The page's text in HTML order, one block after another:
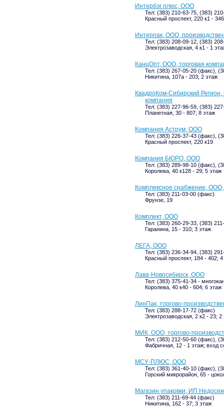
Интербэг плюс, ООО
Тел: (383) 210-63-75, (383)
Красный проспект, 220 к1 -
Интерпак, ООО,
Тел: (383) 208-09-12, (383)
Электрозаводская, 4 к1 - 1
КанцОпт, ООО, торговая
Тел: (383) 267-05-20 (факс),
Никитина, 107а - 203; 2 этаж
КвадроКом-Сибирский
компания
Тел: (383) 227-96-59, (383)
Планетная, 30 - 807; 8 этаж
Компания Аструм, ООО
Тел: (383) 226-37-43 (факс),
Красный проспект, 220 к19
Компания БЮРО, ООО
Тел: (383) 289-98-10 (факс),
Королева, 40 к128 - 29; 5 этаж
Комплексное снабжение,
Тел: (383) 211-03-00 (факс)
Фрунзе, 19
Комплект, ООО
Тел: (383) 260-29-33, (383)
Гаранина, 15 - 310; 3 этаж
ЛЕГА, ООО
Тел: (383) 236-34-94, (383)
Красный проспект, 184 - 402;
Лава-Новосибирск, ООО
Тел: (383) 375-41-34 -
Королева, 40 к40 - 604; 6 этаж
ЛинПак, торгово-
Тел: (383) 288-17-72 (факс)
Электрозаводская, 2 к2 - 23; 2
МИК, ООО, торгово-
Тел: (383) 212-50-60 (факс),
Фабричная, 12 - 1 этаж; вход
МСУ-ПЛЮС, ООО
Тел: (383) 361-40-10 (факс),
Горский микрорайон, 65 -
Магазин упаковки, ИП
Тел: (383) 211-69-44 (факс)
Никитина, 162 - 37; 3 этаж